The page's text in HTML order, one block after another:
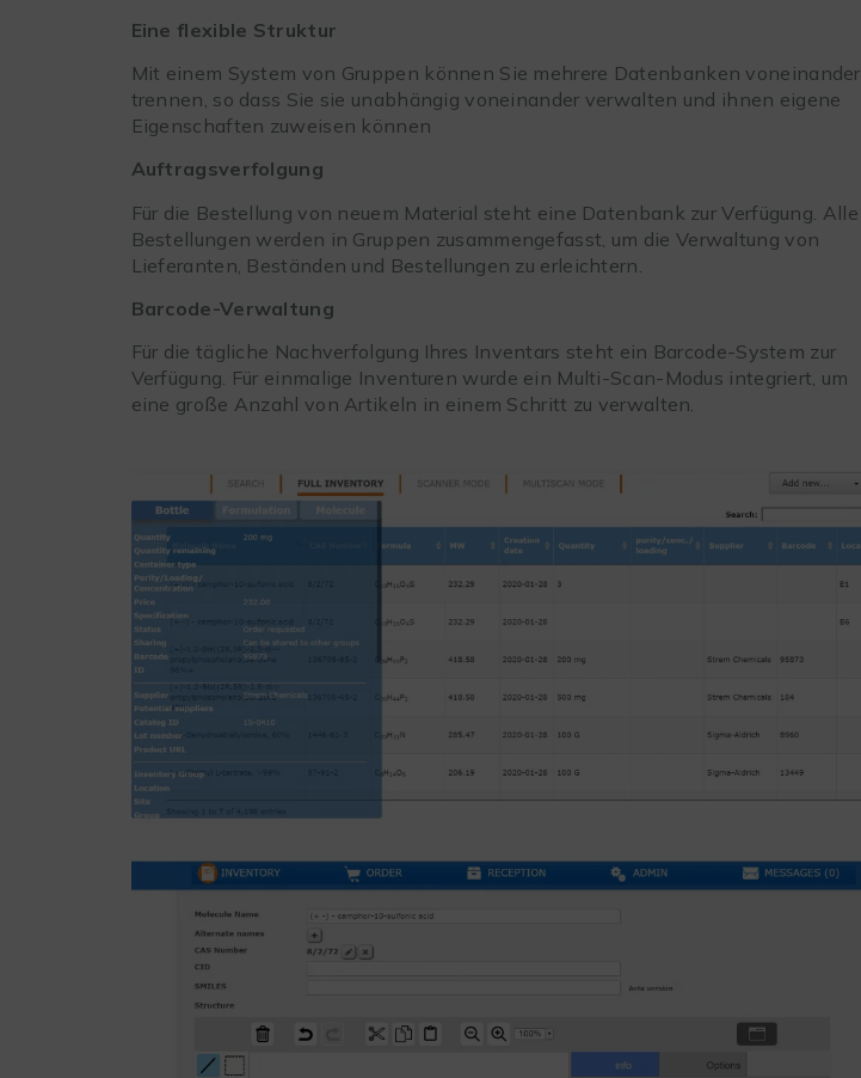
Eine flexible Struktur
Mit einem System von Gruppen können Sie mehrere Datenbanken voneinander
trennen, so dass Sie sie unabhängig voneinander verwalten und ihnen eigene
Eigenschaften zuweisen können
Auftragsverfolgung
Für die Bestellung von neuem Material steht eine Datenbank zur Verfügung. Alle
Bestellungen werden in Gruppen zusammengefasst, um die Verwaltung von
Lieferanten, Beständen und Bestellungen zu erleichtern.
Barcode-Verwaltung
Für die tägliche Nachverfolgung Ihres Inventars steht ein Barcode-System zur
Verfügung. Für einmalige Inventuren wurde ein Multi-Scan-Modus integriert, um
eine große Anzahl von Artikeln in einem Schritt zu verwalten.